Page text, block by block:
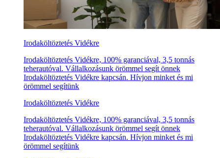
Irodaköltöztetés Vidékre
Irodaköltöztetés Vidékre, 100% garanciával, 3,5 tonnás
teherautóval. Vállalkozásunk örömmel segít önnek
Irodaköltöztetés Vidékre kapcsán. Hívjon minket és mi
örömmel segítünk
Irodaköltöztetés Vidékre
Irodaköltöztetés Vidékre, 100% garanciával, 3,5 tonnás
teherautóval. Vállalkozásunk örömmel segít önnek
Irodaköltöztetés Vidékre kapcsán. Hívjon minket és mi
örömmel segítünk